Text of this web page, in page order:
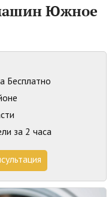
Южное
Бесплатно
за 2 часа